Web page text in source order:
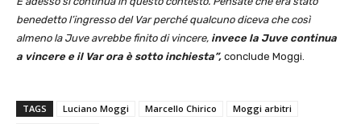
benedetto l’ingresso del Var perché qualcuno diceva che così
almeno la Juve avrebbe finito di vincere, invece la Juve continua
a vincere e il Var ora è sotto inchiesta”, conclude Moggi.
TAGS Luciano Moggi Marcello Chirico
Moggi arbitri